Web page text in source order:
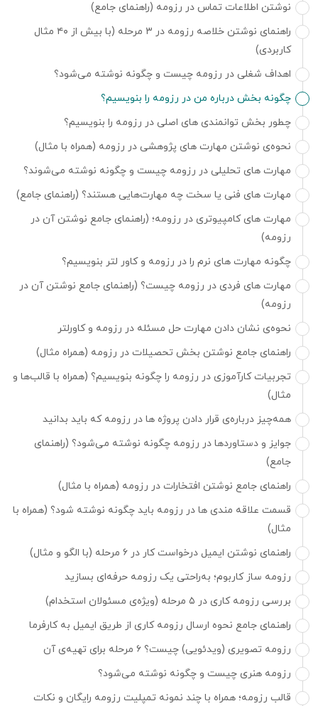
نوشتن اطلاعات تماس در رزومه (راهنمای جامع)
راهنمای نوشتن خلاصه رزومه در ۳ مرحله (با بیش از ۴۰ مثال
کاربردی)
اهداف شغلی در رزومه چیست و چگونه نوشته می‌شود؟
چگونه بخش درباره من در رزومه را بنویسیم؟
چطور بخش توانمندی های اصلی در رزومه را بنویسیم؟
نحوه‌ی نوشتن مهارت های پژوهشی در رزومه (همراه با مثال)
مهارت های تحلیلی در رزومه چیست و چگونه نوشته می‌شوند؟
مهارت های فنی یا سخت چه مهارت‌هایی هستند؟ (راهنمای جامع)
مهارت های کامپیوتری در رزومه؛ (راهنمای جامع نوشتن آن در
رزومه)
چگونه مهارت های نرم را در رزومه و کاور لتر بنویسیم؟
مهارت های فردی در رزومه چیست؟ (راهنمای جامع نوشتن آن در
رزومه)
نحوه‌ی نشان دادن مهارت حل مسئله در رزومه و کاورلتر
راهنمای جامع نوشتن بخش تحصیلات در رزومه (همراه مثال)
تجربیات کارآموزی در رزومه را چگونه بنویسیم؟ (همراه با قالب‌ها و
مثال)
همه‌چیز درباره‌ی قرار دادن پروژه ها در رزومه که باید بدانید
جوایز و دستاوردها در رزومه چگونه نوشته می‌شود؟ (راهنمای
جامع)
راهنمای جامع نوشتن افتخارات در رزومه (همراه با مثال)
قسمت علاقه مندی ها در رزومه باید چگونه نوشته شود؟ (همراه با
مثال)
راهنمای نوشتن ایمیل درخواست کار در ۶ مرحله (با الگو و مثال)
رزومه ساز کاربوم؛ به‌راحتی یک رزومه حرفه‌ای بسازید
بررسی رزومه کاری در ۵ مرحله (ویژه‌ی مسئولان استخدام)
راهنمای جامع نحوه ارسال رزومه کاری از طریق ایمیل به کارفرما
رزومه تصویری (ویدئویی) چیست؟ ۶ مرحله برای تهیه‌ی آن
رزومه هنری چیست و چگونه نوشته می‌شود؟
قالب رزومه؛ همراه با چند نمونه تمپلیت رزومه رایگان و نکات